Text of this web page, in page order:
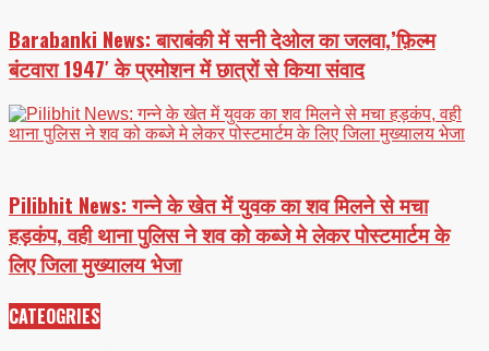
Barabanki News: बाराबंकी में सनी देओल का जलवा,’फ़िल्म
बंटवारा 1947′ के प्रमोशन में छात्रों से किया संवाद
Pilibhit News: गन्ने के खेत में युवक का शव मिलने से मचा
हड़कंप, वही थाना पुलिस ने शव को कब्जे मे लेकर पोस्टमार्टम के
लिए जिला मुख्यालय भेजा
CATEOGRIES